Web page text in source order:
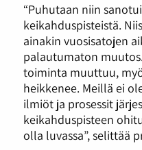
“Puhutaan niin
keikahduspisteistä.
ainakin vuosisatojen
palautumaton
toiminta muuttuu,
heikkenee. Meillä ei
ilmiöt ja prosessit
keikahduspisteen
olla luvassa”, selittää